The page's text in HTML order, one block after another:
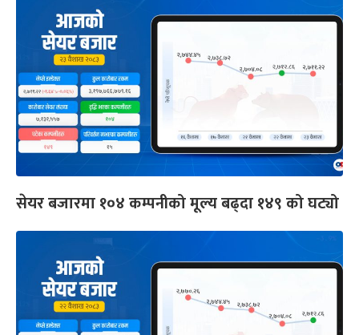
सेयर बजारमा १०४ कम्पनीको मूल्य बढ्दा १४९ को घट्यो